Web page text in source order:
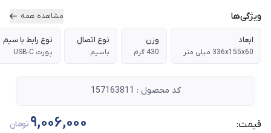
ویژگی‌ها مشاهده همه
ابعاد
336x155x60 میلی متر
وزن
430 گرم
نوع اتصال
باسیم
نوع رابط با سیم
پورت USB-C
کد محصول : 157163811
قیمت: 9,006,000 تومان